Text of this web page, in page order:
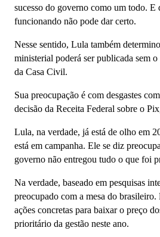
sucesso do governo como um todo. E
funcionando não pode dar certo.
Nesse sentido, Lula também
ministerial poderá ser publicada sem
da Casa Civil.
Sua preocupação é com desgastes
decisão da Receita Federal sobre o
Lula, na verdade, já está de olho em
está em campanha. Ele se diz
governo não entregou tudo o que foi
Na verdade, baseado em pesquisas
preocupado com a mesa do
ações concretas para baixar o preço
prioritário da gestão neste ano.